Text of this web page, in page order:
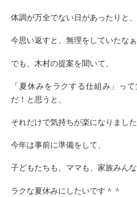
体調が万全でない日があったりと、
今思い返すと、無理をしていたなぁ
でも、木村の提案を聞いて、
「夏休みをラクする仕組み」っ
だ！と思うと、
それだけで気持ちが楽になりました
今年は事前に準備をして、
子どもたちも、ママも、家族みんな
ラクな夏休みにしたいです＾＾